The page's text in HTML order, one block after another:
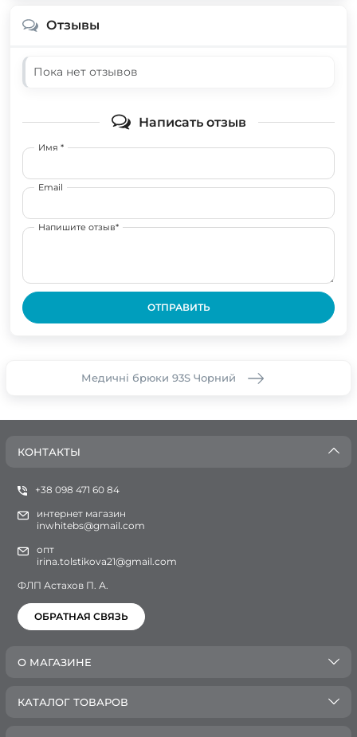
Отзывы
Пока нет отзывов
Написать отзыв
Имя *
Email
Напишите отзыв*
ОТПРАВИТЬ
Медичні брюки 93S Чорний
КОНТАКТЫ
+38 098 471 60 84
интернет магазин
inwhitebs@gmail.com
опт
irina.tolstikova21@gmail.com
ФЛП Астахов П. А.
ОБРАТНАЯ СВЯЗЬ
О МАГАЗИНЕ
КАТАЛОГ ТОВАРОВ